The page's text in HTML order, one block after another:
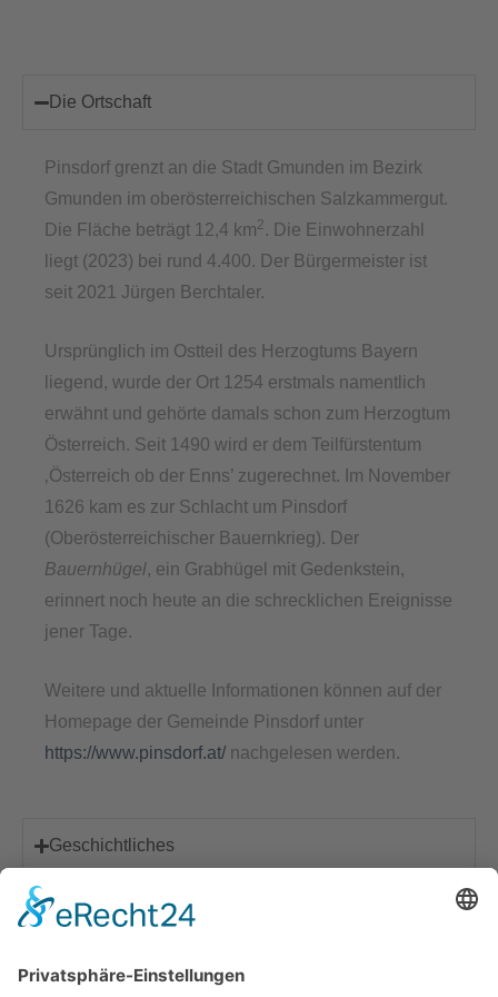
Die Ortschaft
Pinsdorf grenzt an die Stadt Gmunden im Bezirk
Gmunden im oberösterreichischen Salzkammergut.
Die Fläche beträgt 12,4 km2 . Die Einwohnerzahl
liegt (2023) bei rund 4.400. Der Bürgermeister ist
seit 2021 Jürgen Berchtaler.
Ursprünglich im Ostteil des Herzogtums Bayern
liegend, wurde der Ort 1254 erstmals namentlich
erwähnt und gehörte damals schon zum Herzogtum
Österreich. Seit 1490 wird er dem Teilfürstentum
‚Österreich ob der Enns’ zugerechnet. Im November
1626 kam es zur Schlacht um Pinsdorf
(Oberösterreichischer Bauernkrieg). Der
Bauernhügel, ein Grabhügel mit Gedenkstein,
erinnert noch heute an die schrecklichen Ereignisse
jener Tage.
Weitere und aktuelle Informationen können auf der
Homepage der Gemeinde Pinsdorf unter
https://www.pinsdorf.at/ nachgelesen werden.
Geschichtliches
Entwicklung